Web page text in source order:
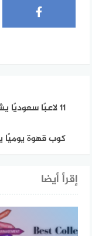
11 لاعبًا سعوديًا يشاركون في بطولة العالم للبلياردو بجدة
كوب قهوة يوميًا
إقرأ أيضا